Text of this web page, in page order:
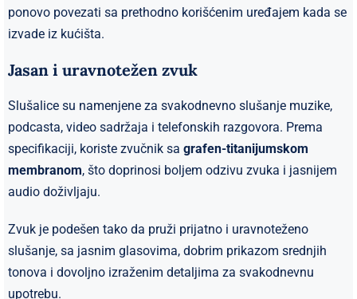
ponovo povezati sa prethodno korišćenim uređajem kada se
izvade iz kućišta.
Jasan i uravnotežen zvuk
Slušalice su namenjene za svakodnevno slušanje muzike,
podcasta, video sadržaja i telefonskih razgovora. Prema
specifikaciji, koriste zvučnik sa grafen-titanijumskom
membranom, što doprinosi boljem odzivu zvuka i jasnijem
audio doživljaju.
Zvuk je podešen tako da pruži prijatno i uravnoteženo
slušanje, sa jasnim glasovima, dobrim prikazom srednjih
tonova i dovoljno izraženim detaljima za svakodnevnu
upotrebu.